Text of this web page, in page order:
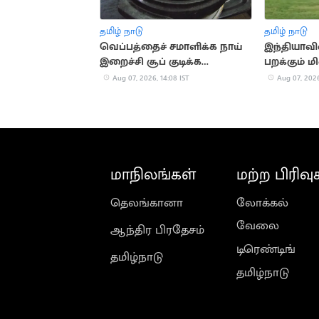
தமிழ் நாடு
வெப்பத்தைச் சமாளிக்க நாய்
இறைச்சி சூப் குடிக்க
அறிவுறுத்தல்
Aug 07, 2026, 14:08 IST
தமிழ் நாடு
பறக்கும்
Aug 07,
மாநிலங்கள்
தெலங்கானா
ஆந்திர பிரதேசம்
தமிழ்நாடு
மற்ற
லோக்கல்
வேலை
டிரெண்டிங்
தமிழ்நாடு